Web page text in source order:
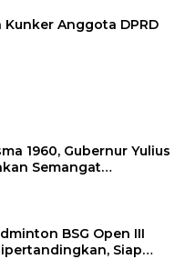
Kunker Anggota DPRD
1960, Gubernur Yulius
Semangat
BSG Open III
Siap